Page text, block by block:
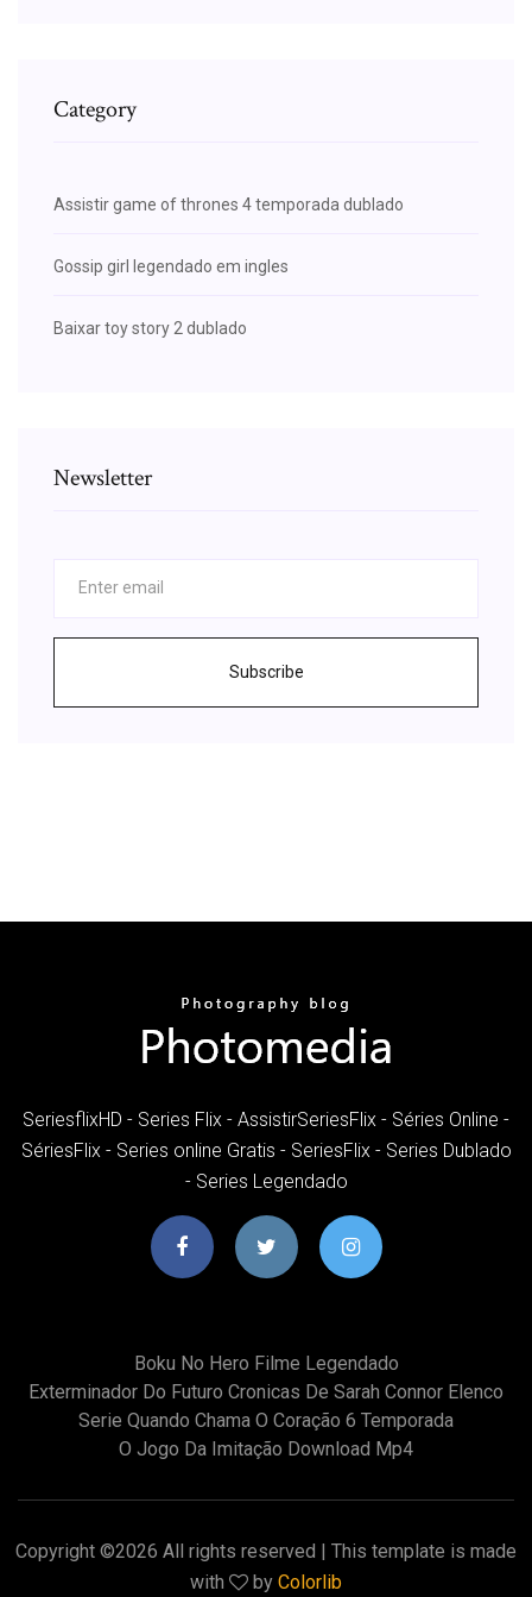
Category
Assistir game of thrones 4 temporada dublado
Gossip girl legendado em ingles
Baixar toy story 2 dublado
Newsletter
Subscribe
SeriesflixHD - Series Flix - AssistirSeriesFlix - Séries Online -
SériesFlix - Series online Gratis - SeriesFlix - Series Dublado
- Series Legendado
Boku No Hero Filme Legendado
Exterminador Do Futuro Cronicas De Sarah Connor Elenco
Serie Quando Chama O Coração 6 Temporada
O Jogo Da Imitação Download Mp4
Copyright ©2026 All rights reserved | This template is made
with
by Colorlib